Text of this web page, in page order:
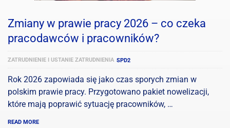
Zmiany w prawie pracy 2026 – co czeka
pracodawców i pracowników?
ZATRUDNIENIE I USTANIE ZATRUDNIENIA SPD2
Rok 2026 zapowiada się jako czas sporych zmian w
polskim prawie pracy. Przygotowano pakiet nowelizacji,
które mają poprawić sytuację pracowników, …
READ MORE